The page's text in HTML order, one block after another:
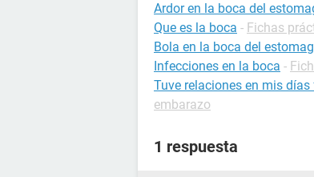
Ardor en la boca del
Que es la boca - Fichas
Bola en la boca del
Infecciones en la boca -
Tuve relaciones en mis
embarazo
1 respuesta